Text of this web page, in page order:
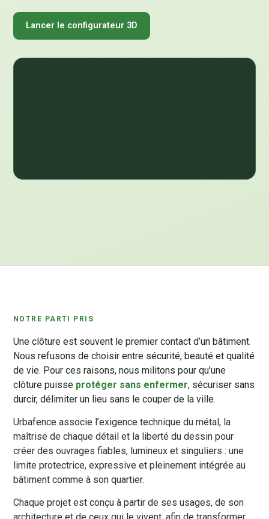
Lancer le configurateur 3D
NOTRE PARTI PRIS
Une clôture est souvent le premier contact d’un bâtiment.
Nous refusons de choisir entre sécurité, beauté et qualité
de vie. Pour ces raisons, nous militons pour qu’une
clôture puisse protéger sans enfermer, sécuriser sans
durcir, délimiter un lieu sans le couper de la ville.
Urbafence associe l’exigence technique du métal, la
maîtrise de chaque détail et la liberté du dessin pour
créer des ouvrages fiables, lumineux et singuliers : une
limite protectrice, expressive et pleinement intégrée au
bâtiment comme à son quartier.
Chaque projet est conçu à partir de ses usages, de son